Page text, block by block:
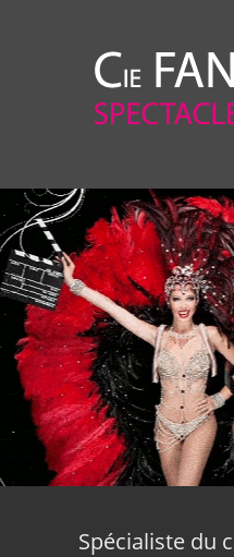
Spécialiste du